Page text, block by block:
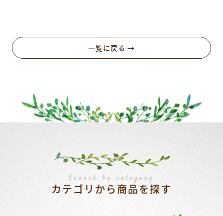
一覧に戻る →
Search by category
カテゴリから商品を探す